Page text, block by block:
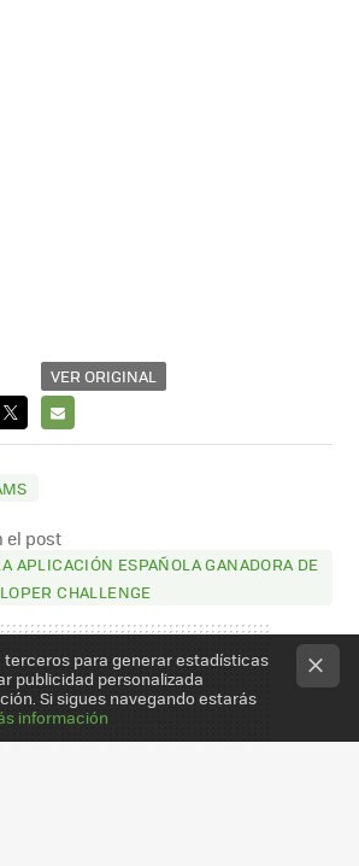
VER ORIGINAL
X
E-
el post
APLICACIÓN ESPAÑOLA GANADORA DE
CHALLENGE
terceros para generar estadísticas
publicidad personalizada
Si sigues navegando estarás
información